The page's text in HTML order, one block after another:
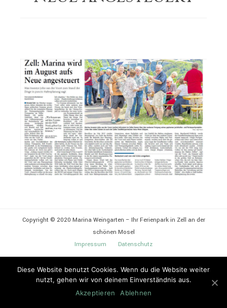
Copyright © 2020 Marina Weingarten – Ihr Ferienpark in Zell an der
schönen Mosel
Impressum
Datenschutz
Diese Website benutzt Cookies. Wenn du die Website weiter
nutzt, gehen wir von deinem Einverständnis aus.
Akzeptieren
Ablehnen